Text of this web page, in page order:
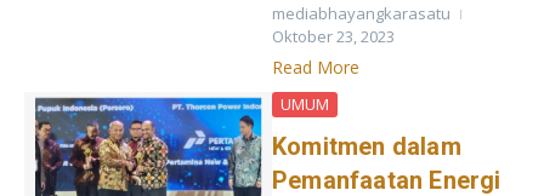
mediabhayangkarasatu
Oktober 23, 2023
Read More
UMUM
Komitmen dalam
Pemanfaatan Energi